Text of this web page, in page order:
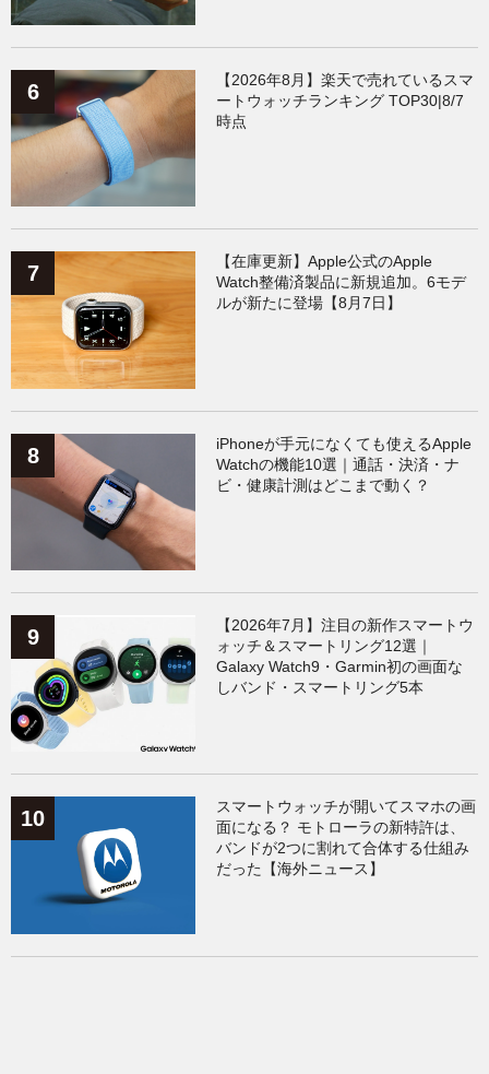
【2026年8月】楽天で売れているスマ
ートウォッチランキング TOP30|8/7
時点
【在庫更新】Apple公式のApple
Watch整備済製品に新規追加。6モデ
ルが新たに登場【8月7日】
iPhoneが手元になくても使えるApple
Watchの機能10選｜通話・決済・ナ
ビ・健康計測はどこまで動く？
【2026年7月】注目の新作スマートウ
ォッチ＆スマートリング12選｜
Galaxy Watch9・Garmin初の画面な
しバンド・スマートリング5本
スマートウォッチが開いてスマホの画
面になる？ モトローラの新特許は、
バンドが2つに割れて合体する仕組み
だった【海外ニュース】